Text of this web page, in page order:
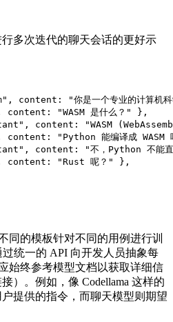
多次迭代的聊天会话的更好示
, content :
"你是一个专业的计算机
content : "WASM 是什么？"
},
, content :
"WASM
content :
"Python 能编译成 WASM
, content :
"不，Python 不能
content : "Rust 呢？"
},
同的模板针对不同的用例进行训
过统一的 API 向开发人员抽象每
始终参考模型文档以获取详细信
）。例如，像 Codellama 这样的
提供的指令，而聊天模型则期望